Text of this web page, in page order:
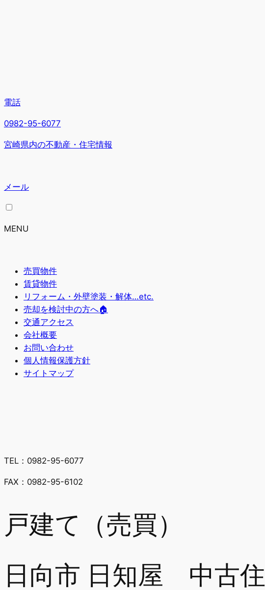
電話
0982-95-6077
宮崎県内の不動産・住宅情報
メール
MENU
売買物件
賃貸物件
リフォーム・外壁塗装・解体…etc.
売却を検討中の方へ🏠
交通アクセス
会社概要
お問い合わせ
個人情報保護方針
サイトマップ
TEL：0982-95-6077
FAX：0982-95-6102
戸建て（売買）
日向市 日知屋 中古